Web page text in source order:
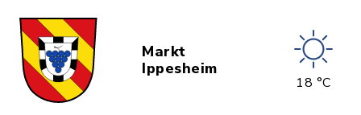
Markt
Ippesheim
18 °C